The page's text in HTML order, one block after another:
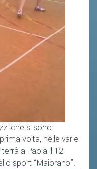
che si sono
volta, nelle varie
a Paola il 12
sport “Maiorano”.